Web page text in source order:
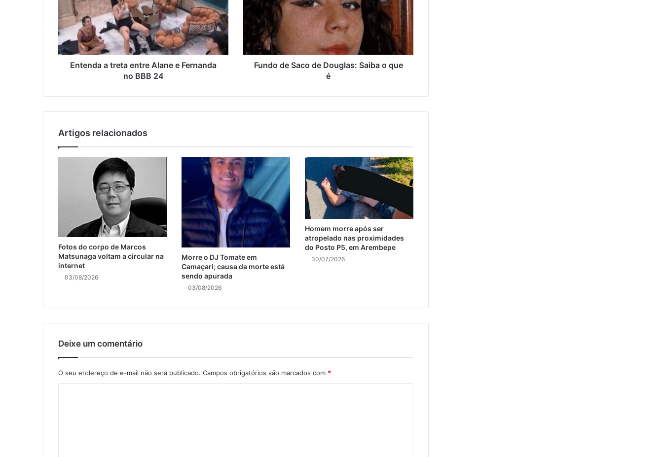
Entenda a treta entre Alane e Fernanda
no BBB 24
Fundo de Saco de Douglas: Saiba o que
é
Artigos relacionados
Fotos do corpo de Marcos
Matsunaga voltam a circular na
internet
03/08/2026
Morre o DJ Tomate em
Camaçari; causa da morte está
sendo apurada
03/08/2026
Homem morre após ser
atropelado nas proximidades
do Posto P5, em Arembepe
30/07/2026
Deixe um comentário
O seu endereço de e-mail não será publicado. Campos obrigatórios são marcados com *